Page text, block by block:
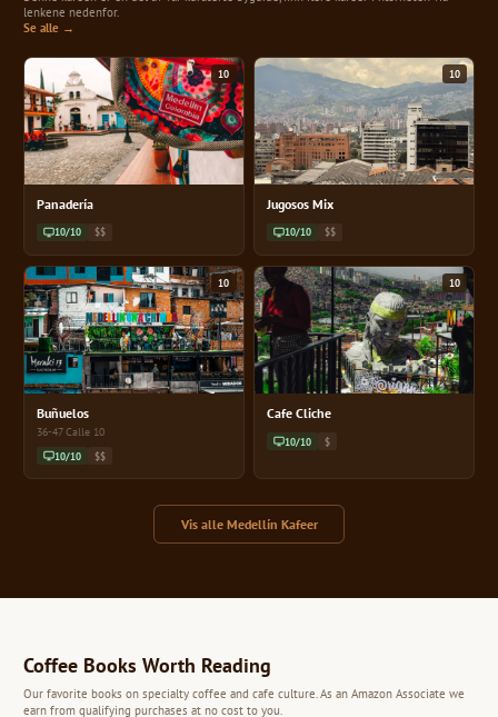
lenkene nedenfor.
Se alle →
10
Panadería
10/10 $$
10
Jugosos Mix
10/10 $$
10
Buñuelos
36-47 Calle 10
10/10 $$
10
Cafe Cliche
10/10 $
Vis alle Medellín Kafeer
Coffee Books Worth Reading
Our favorite books on specialty coffee and cafe culture. As an Amazon Associate we
earn from qualifying purchases at no cost to you.